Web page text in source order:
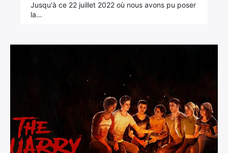
Jusqu'à ce 22 juillet 2022 où nous avons pu poser
la…